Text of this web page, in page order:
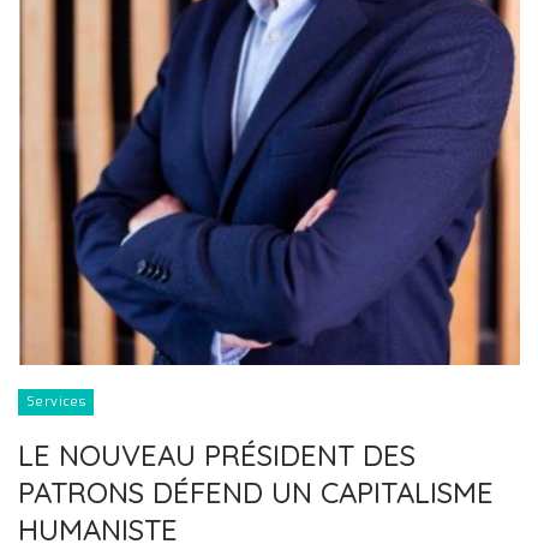
Services
LE NOUVEAU PRÉSIDENT DES
PATRONS DÉFEND UN CAPITALISME
HUMANISTE